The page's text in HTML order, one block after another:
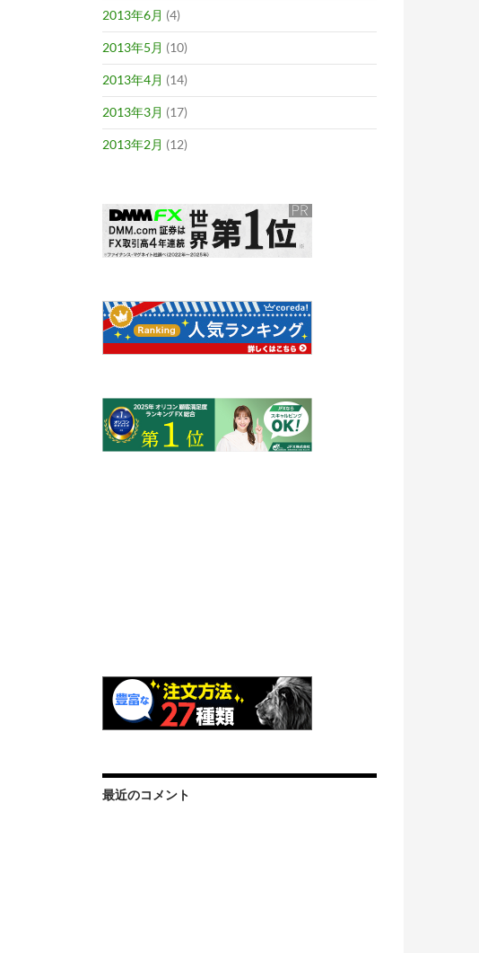
2013年6月 (4)
2013年5月 (10)
2013年4月 (14)
2013年3月 (17)
2013年2月 (12)
最近のコメント